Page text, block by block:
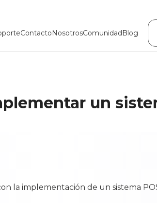
ContactoNosotrosComunidadBlog
un